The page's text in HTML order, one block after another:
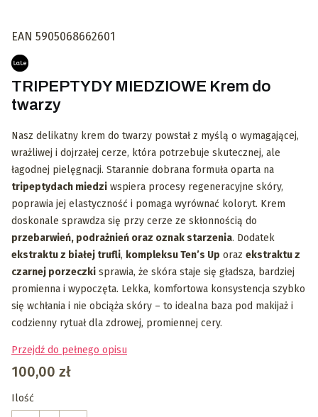
EAN 5905068662601
TRIPEPTYDY MIEDZIOWE Krem do
twarzy
Nasz delikatny krem do twarzy powstał z myślą o wymagającej,
wrażliwej i dojrzałej cerze, która potrzebuje skutecznej, ale
łagodnej pielęgnacji. Starannie dobrana formuła oparta na
tripeptydach miedzi wspiera procesy regeneracyjne skóry,
poprawia jej elastyczność i pomaga wyrównać koloryt. Krem
doskonale sprawdza się przy cerze ze skłonnością do
przebarwień, podrażnień oraz oznak starzenia. Dodatek
ekstraktu z białej trufli, kompleksu Ten’s Up oraz ekstraktu z
czarnej porzeczki sprawia, że skóra staje się gładsza, bardziej
promienna i wypoczęta. Lekka, komfortowa konsystencja szybko
się wchłania i nie obciąża skóry – to idealna baza pod makijaż i
codzienny rytuał dla zdrowej, promiennej cery.
Przejdź do pełnego opisu
Cena
100,00 zł
Ilość